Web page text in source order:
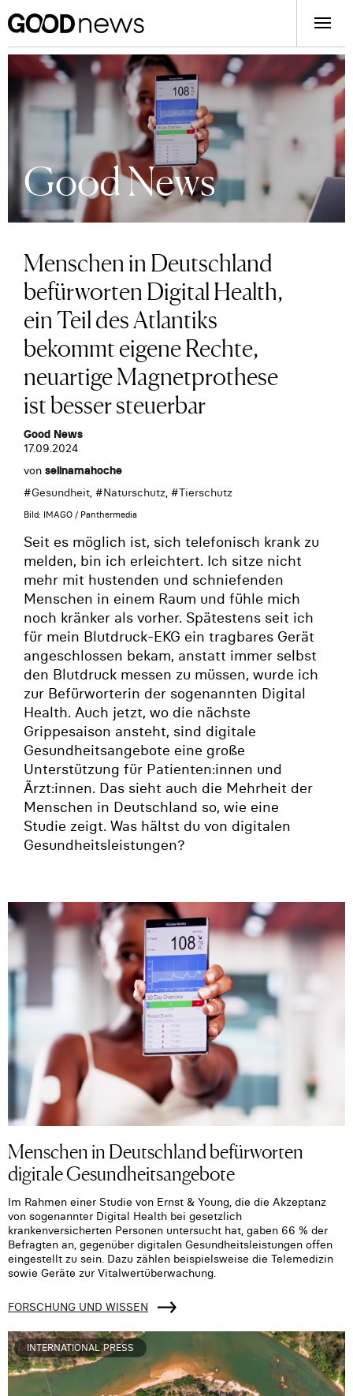
Good News
Menschen in Deutschland
befürworten Digital Health,
ein Teil des Atlantiks
bekommt eigene Rechte,
neuartige Magnetprothese
ist besser steuerbar
Good News
17.09.2024
von selinamahoche
#Gesundheit, #Naturschutz, #Tierschutz
Bild: IMAGO / Panthermedia
Seit es möglich ist, sich telefonisch krank zu
melden, bin ich erleichtert. Ich sitze nicht
mehr mit hustenden und schniefenden
Menschen in einem Raum und fühle mich
noch kränker als vorher. Spätestens seit ich
für mein Blutdruck-EKG ein tragbares Gerät
angeschlossen bekam, anstatt immer selbst
den Blutdruck messen zu müssen, wurde ich
zur Befürworterin der sogenannten Digital
Health. Auch jetzt, wo die nächste
Grippesaison ansteht, sind digitale
Gesundheitsangebote eine große
Unterstützung für Patienten:innen und
Ärzt:innen. Das sieht auch die Mehrheit der
Menschen in Deutschland so, wie eine
Studie zeigt. Was hältst du von digitalen
Gesundheitsleistungen?
Menschen in Deutschland befürworten
digitale Gesundheitsangebote
Im Rahmen einer Studie von Ernst & Young, die die Akzeptanz
von sogenannter Digital Health bei gesetzlich
krankenversicherten Personen untersucht hat, gaben 66 % der
Befragten an, gegenüber digitalen Gesundheitsleistungen offen
eingestellt zu sein. Dazu zählen beispielsweise die Telemedizin
sowie Geräte zur Vitalwertüberwachung.
FORSCHUNG UND WISSEN
INTERNATIONAL PRESS